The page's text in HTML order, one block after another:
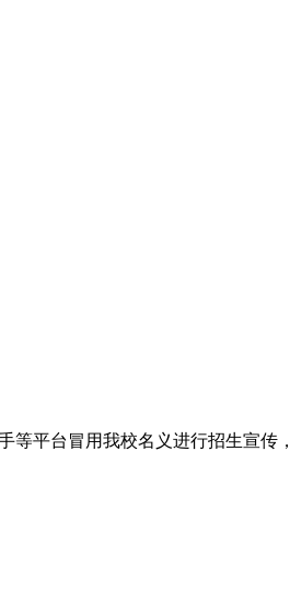
平台冒用我校名义进行招生宣